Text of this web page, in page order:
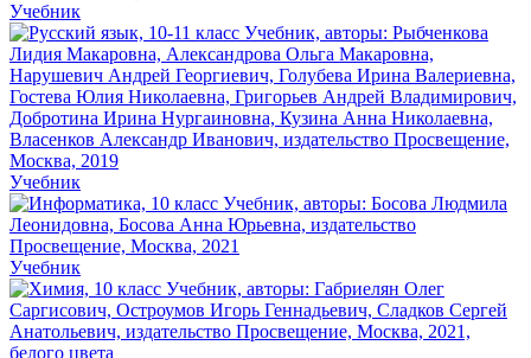
Учебник
Учебник
Учебник